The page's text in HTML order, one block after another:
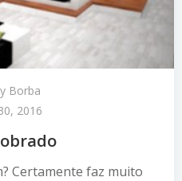
Borba
2016
Certamente faz muito